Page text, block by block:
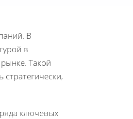
В
в
Такой
ключевых